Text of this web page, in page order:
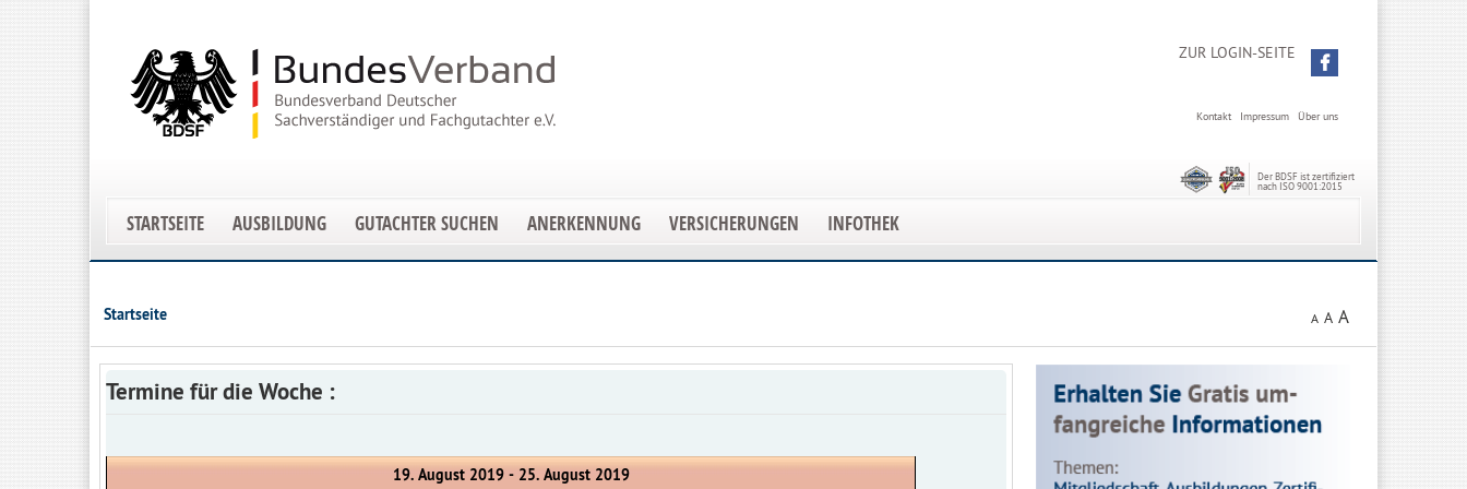
ZUR LOGIN-SEITE
Über uns
Impressum
Kontakt
Der BDSF ist zertifiziert
nach ISO 9001:2015
STARTSEITE AUSBILDUNG GUTACHTER SUCHEN ANERKENNUNG VERSICHERUNGEN INFOTHEK
Startseite A A A
Termine für die Woche :
19. August 2019 - 25. August 2019